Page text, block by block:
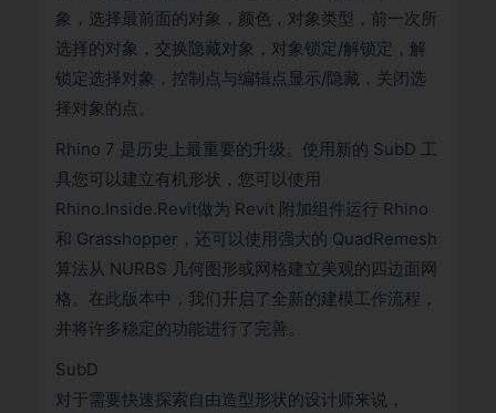
象，选择最前面的对象，颜色，对象类型，前一次所
选择的对象，交换隐藏对象，对象锁定/解锁定，解
锁定选择对象，控制点与编辑点显示/隐藏，关闭选
择对象的点。
Rhino 7 是历史上最重要的升级。使用新的 SubD 工
具您可以建立有机形状，您可以使用
Rhino.Inside.Revit做为 Revit 附加组件运行 Rhino
和 Grasshopper，还可以使用强大的 QuadRemesh
算法从 NURBS 几何图形或网格建立美观的四边面网
格。在此版本中，我们开启了全新的建模工作流程，
并将许多稳定的功能进行了完善。
SubD
对于需要快速探索自由造型形状的设计师来说，